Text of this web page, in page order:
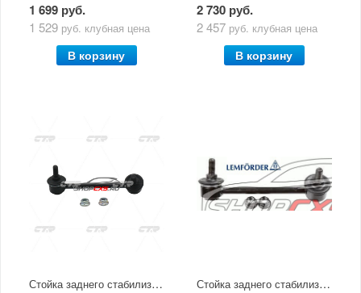
1 699 руб.
1 529 руб. клубная цена
В корзину
2 730 руб.
2 457 руб. клубная цена
В корзину
Стойка заднего стабилизатора левая Mazda CX-5 (2011-по н.в) CTR Стойка заднего стабилизатора левая Mazda CX-5 (2011-по н.в) Lemforder